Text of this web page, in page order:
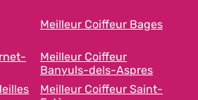
Meilleur Coiffeur Bages
Meilleur Coiffeur
Banyuls-dels-Aspres
Meilleur Coiffeur Saint-